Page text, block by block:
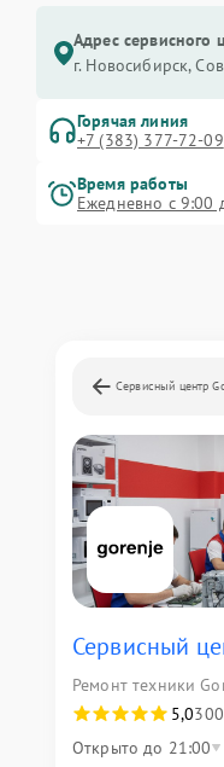
Адрес сервисного
г. Новосибирск,
Горячая линия
+7 (383) 377-72-09
Время работы
Ежедневно с 9:00
Сервисный центр
Сервисный
Ремонт техники
5,0
Открыто до 21:00